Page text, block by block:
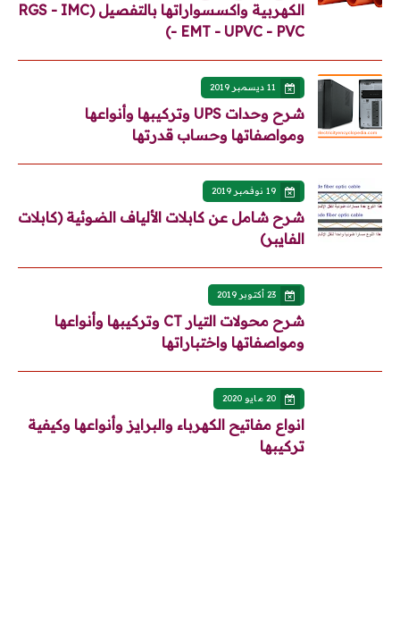
الكهربية واكسسواراتها بالتفصيل (RGS - IMC
- EMT - UPVC - PVC)
11 ديسمبر 2019
شرح وحدات UPS وتركيبها وأنواعها
ومواصفاتها وحساب قدرتها
19 نوفمبر 2019
شرح شامل عن كابلات الألياف الضوئية (كابلات
الفايبر)
23 أكتوبر 2019
شرح محولات التيار CT وتركيبها وأنواعها
ومواصفاتها واختباراتها
20 مايو 2020
انواع مفاتيح الكهرباء والبرايز وأنواعها وكيفية
تركيبها